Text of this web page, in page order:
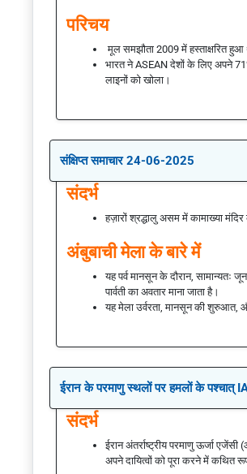
परिचय
मूल समझौता 2009 में हस्ताक्षरित हुआ
भारत ने ASEAN देशों के लिए अपने
लाइनों को खोला।
संक्षिप्त समाचार 24-06-2025
संदर्भ
हज़ारों श्रद्धालु असम में कामाख्या
अंबुबाची मेला के बारे में
यह पर्व मानसून के दौरान, सामान्यतः
पार्वती का अवतार माना जाता है।
यह मेला उर्वरता, मानसून की शुरुआत,
ईरान के परमाणु स्थलों पर हमलों के पश्चात्
संदर्भ
ईरान अंतर्राष्ट्रीय परमाणु ऊर्जा
अपने दायित्वों को पूरा करने में कथित